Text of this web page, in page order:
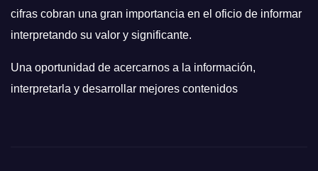
cifras cobran una gran importancia en el oficio de informar
interpretando su valor y significante.
Una oportunidad de acercarnos a la información,
interpretarla y desarrollar mejores contenidos